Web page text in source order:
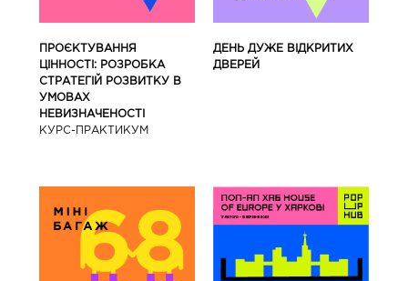
ПРОЄКТУВАННЯ
ЦІННОСТІ: РОЗРОБКА
СТРАТЕГІЙ РОЗВИТКУ В
УМОВАХ
НЕВИЗНАЧЕНОСТІ
КУРС-ПРАКТИКУМ
ДЕНЬ ДУЖЕ ВІДКРИТИХ
ДВЕРЕЙ